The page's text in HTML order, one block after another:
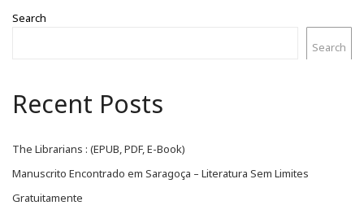
Search
Search
Recent Posts
The Librarians : (EPUB, PDF, E-Book)
Manuscrito Encontrado em Saragoça – Literatura Sem Limites
Gratuitamente